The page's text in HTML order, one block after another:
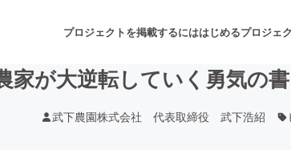
プロジェクトを掲載するにははじめるプロジェ
が大逆転していく勇気の
武下農園株式会社 代表取締役 武下浩紹